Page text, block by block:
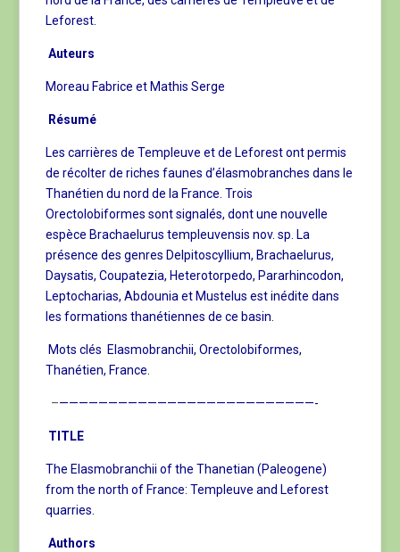
Leforest.
Auteurs
Moreau Fabrice et Mathis Serge
Résumé
Les carrières de Templeuve et de Leforest ont permis
de récolter de riches faunes d’élasmobranches dans le
Thanétien du nord de la France. Trois
Orectolobiformes sont signalés, dont une nouvelle
espèce Brachaelurus templeuvensis nov. sp. La
présence des genres Delpitoscyllium, Brachaelurus,
Daysatis, Coupatezia, Heterotorpedo, Pararhincodon,
Leptocharias, Abdounia et Mustelus est inédite dans
les formations thanétiennes de ce basin.
Mots clés Elasmobranchii, Orectolobiformes,
Thanétien, France.
–——————————————————————————-
TITLE
The Elasmobranchii of the Thanetian (Paleogene)
from the north of France: Templeuve and Leforest
quarries.
Authors